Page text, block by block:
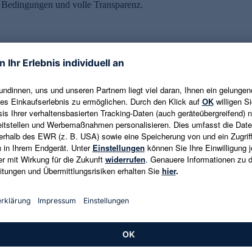
und volle Transparenz.
erhalten
und aktuelle Trends,
Als Dankeschön
Abmeldung ist jederzeit in
E-Mail-Adresse eingeben
Es gelten die Datenschutzrichtlinien